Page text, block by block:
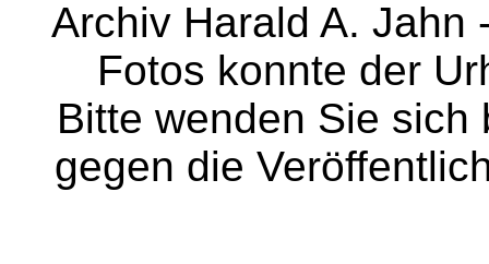
Archiv Harald A. Jahn
Fotos konnte der
Bitte wenden Sie
gegen die